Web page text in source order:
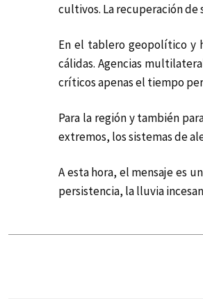
cultivos. La recuperación de
En el tablero geopolítico y
cálidas. Agencias
críticos apenas el tiempo
Para la región y también
extremos, los sistemas de
A esta hora, el mensaje es
persistencia, la lluvia